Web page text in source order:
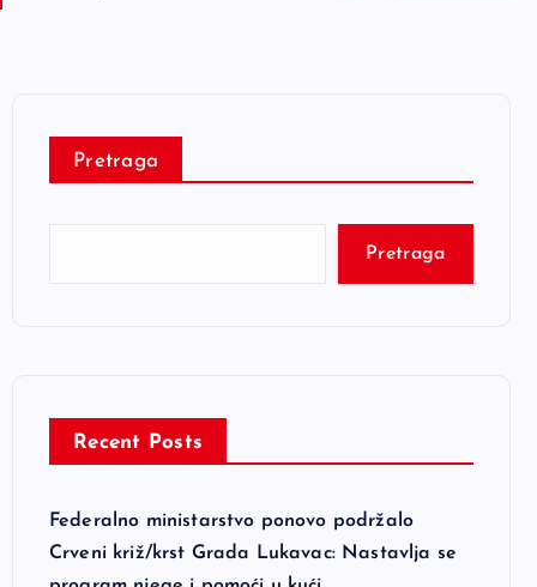
Pretraga
Pretraga
Recent Posts
Federalno ministarstvo ponovo podržalo
Crveni križ/krst Grada Lukavac: Nastavlja se